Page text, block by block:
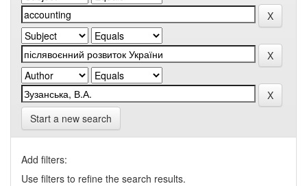
Start a new search
Add filters:
Use filters to refine the search results.